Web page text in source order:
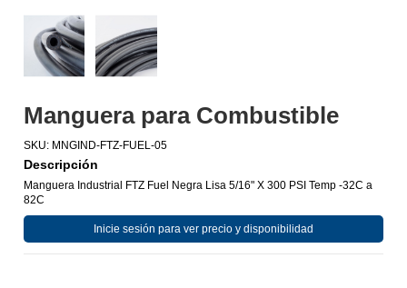
Manguera para Combustible
SKU: MNGIND-FTZ-FUEL-05
Descripción
Manguera Industrial FTZ Fuel Negra Lisa 5/16" X 300 PSI Temp -32C a
82C
Inicie sesión para ver precio y disponibilidad